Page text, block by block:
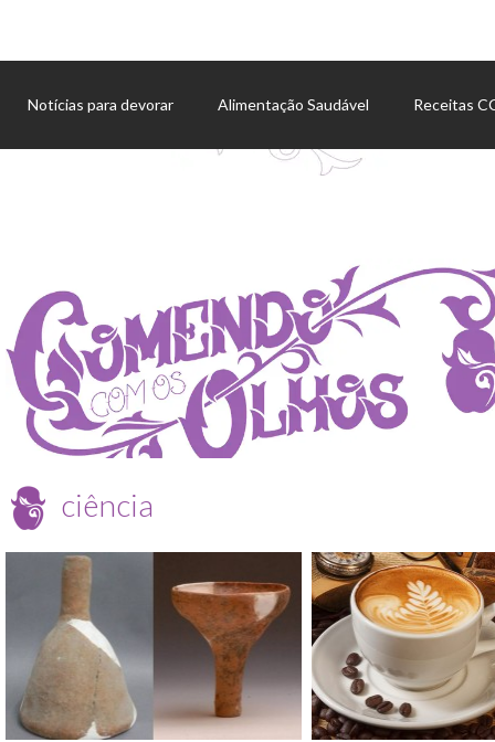
Notícias para devorar Alimentação Saudável Receitas
ciência